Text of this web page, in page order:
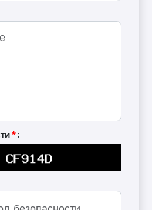
в машиностроительном
и
в условиях глобальной
ведущей компанией в
*: